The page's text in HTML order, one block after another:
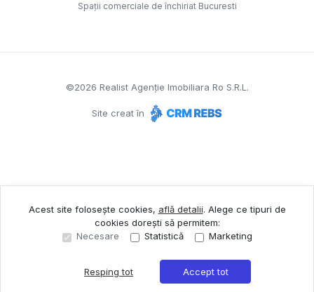
Spații comerciale de închiriat Bucuresti
©2026 Realist Agenție Imobiliara Ro S.R.L.
Site creat în
Acest site folosește cookies, află detalii. Alege ce tipuri de
cookies dorești să permitem:
Necesare
Statistică Marketing
Resping tot Accept tot